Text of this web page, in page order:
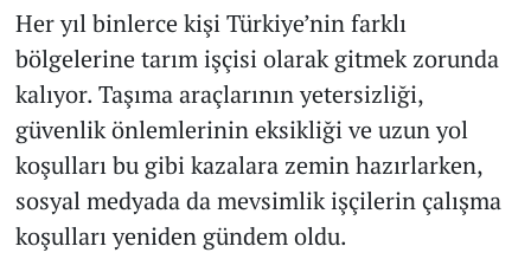
Her yıl binlerce kişi Türkiye’nin farklı
bölgelerine tarım işçisi olarak gitmek zorunda
kalıyor. Taşıma araçlarının yetersizliği,
güvenlik önlemlerinin eksikliği ve uzun yol
koşulları bu gibi kazalara zemin hazırlarken,
sosyal medyada da mevsimlik işçilerin çalışma
koşulları yeniden gündem oldu.